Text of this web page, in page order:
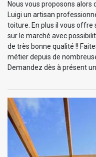
Nous vous proposons alors
Luigi un artisan
toiture. En plus il vous offre
sur le marché avec
de très bonne qualité !!
métier depuis de
Demandez dès à présent